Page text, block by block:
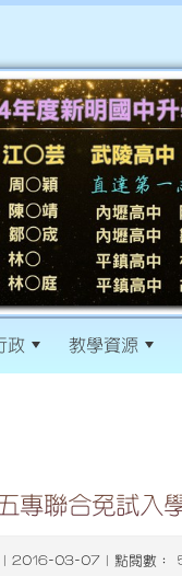
政 教學資源
專聯合免試入
| 2016-03-07 | 點閱數：